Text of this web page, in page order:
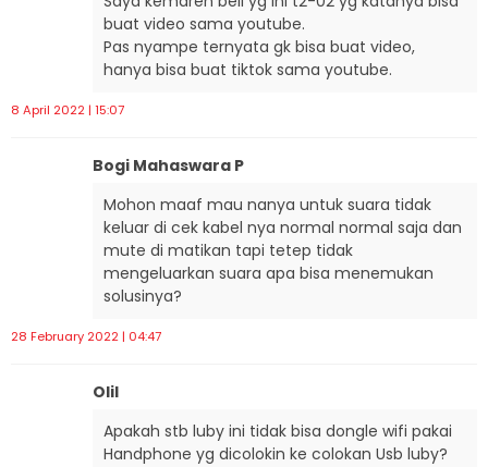
buat video sama youtube.
Pas nyampe ternyata gk bisa buat video,
hanya bisa buat tiktok sama youtube.
8 April 2022 | 15:07
Bogi Mahaswara P
Mohon maaf mau nanya untuk suara tidak
keluar di cek kabel nya normal normal saja dan
mute di matikan tapi tetep tidak
mengeluarkan suara apa bisa menemukan
solusinya?
28 February 2022 | 04:47
Olil
Apakah stb luby ini tidak bisa dongle wifi pakai
Handphone yg dicolokin ke colokan Usb luby?